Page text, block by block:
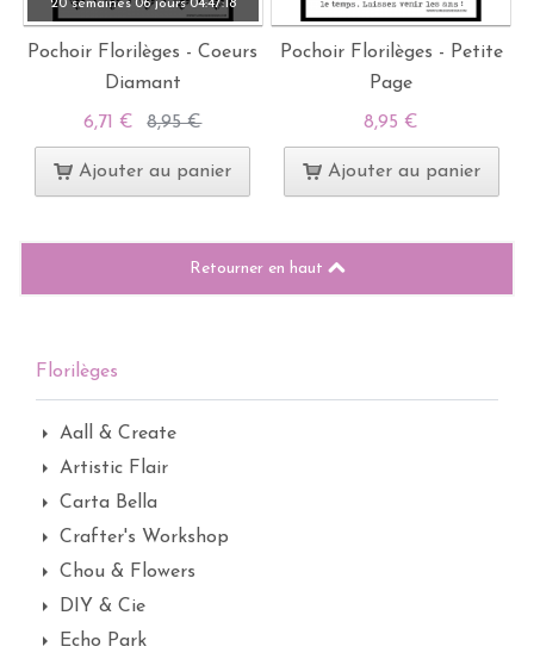
20 semaines 06 jours 04:47:17
Pochoir Florilèges - Coeurs
Diamant
6,71 € 8,95 €
Ajouter au panier
Pochoir Florilèges - Petite
Page
8,95 €
Ajouter au panier
Retourner en haut
Florilèges
Aall & Create
Artistic Flair
Carta Bella
Crafter's Workshop
Chou & Flowers
DIY & Cie
Echo Park